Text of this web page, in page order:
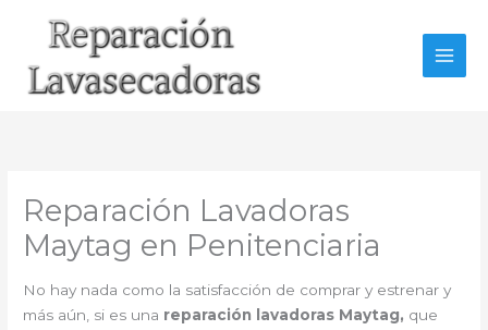
Reparación Lavadoras
Maytag en Penitenciaria
No hay nada como la satisfacción de comprar y estrenar y
más aún, si es una reparación lavadoras Maytag, que